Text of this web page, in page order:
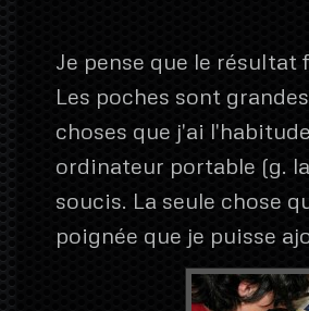
Je pense que le
Les poches sont
choses que j'ai
ordinateur portable (g.
soucis. La seule chose
poignée que je puisse